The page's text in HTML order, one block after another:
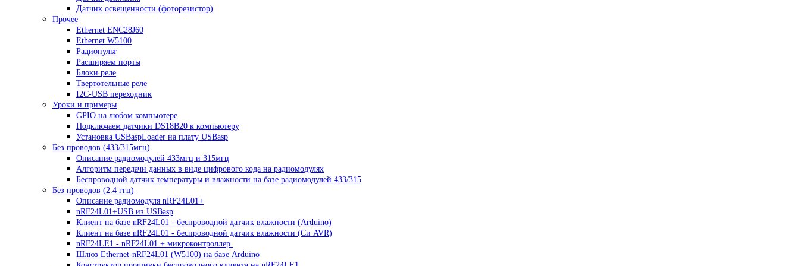
Датчик освещенности (фоторезистор)
Прочее
Ethernet ENC28J60
Ethernet W5100
Радиопульт
Расширяем порты
Блоки реле
Твертотельные реле
I2C-USB переходник
Уроки и примеры
GPIO на любом компьютере
Подключаем датчики DS18B20 к компьютеру
Установка USBaspLoader на плату USBasp
Без проводов (433/315мгц)
Описание радиомодулей 433мгц и 315мгц
Алгоритм передачи данных в виде цифрового кода на радиомодулях
Беспроводной датчик температуры и влажности на базе радиомодулей 433/315
Без проводов (2.4 ггц)
Описание радиомодуля nRF24L01+
nRF24L01+USB из USBasp
Клиент на базе nRF24L01 - беспроводной датчик влажности (Arduino)
Клиент на базе nRF24L01 - беспроводной датчик влажности (Си AVR)
nRF24LE1 - nRF24L01 + микроконтроллер.
Шлюз Ethernet-nRF24L01 (W5100) на базе Arduino